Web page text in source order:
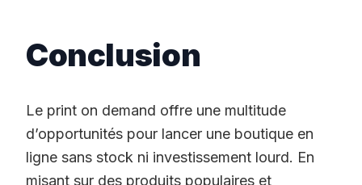
Conclusion
Le print on demand offre une multitude
d’opportunités pour lancer une boutique en
ligne sans stock ni investissement lourd. En
misant sur des produits populaires et